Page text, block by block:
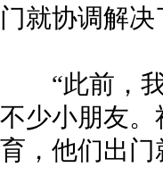
门就协调解决
“此前，我
不少小朋友
育，他们出门